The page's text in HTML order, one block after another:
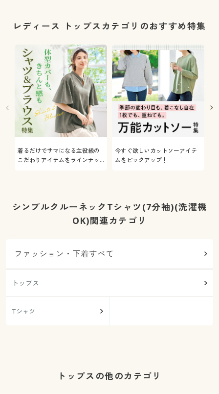
レディース トップスカテゴリのおすすめ特集
着るだけでサマになる主役級の
こだわりアイテムをラインナッ
今すぐ欲しいカットソーアイテ
ムをピックアップ！
シンプルクルーネックTシャツ(7分袖)(洗濯機
OK)関連カテゴリ
ファッション・下着すべて
トップス
Tシャツ
トップスの他のカテゴリ